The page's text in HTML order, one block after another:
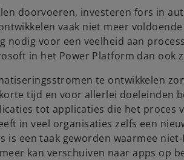
doorvoeren, investeren fors in
vaak niet meer
voor een veelheid aan
in het Power Platform dan ook
te ontwikkelen
tijd en voor allerlei doeleinden
tot applicaties die het proces
in veel organisaties zelfs een
een taak geworden waarmee
kan verschuiven naar apps op